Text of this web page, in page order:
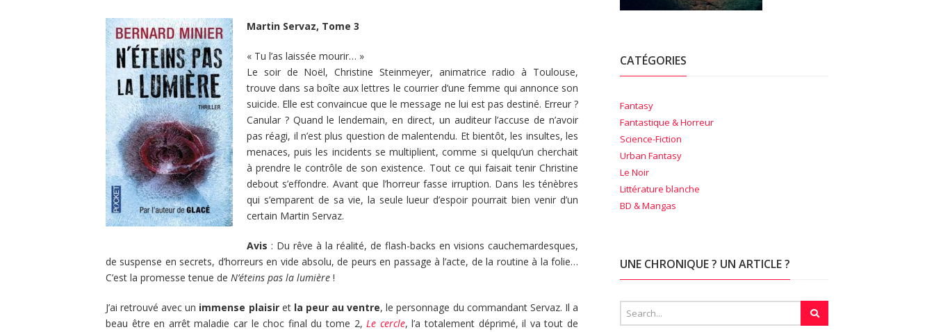
Martin Servaz, Tome 3
« Tu l’as laissée mourir… »
Le soir de Noël, Christine Steinmeyer, animatrice radio à Toulouse,
trouve dans sa boîte aux lettres le courrier d’une femme qui annonce son
suicide. Elle est convaincue que le message ne lui est pas destiné. Erreur ?
Canular ? Quand le lendemain, en direct, un auditeur l’accuse de n’avoir
pas réagi, il n’est plus question de malentendu. Et bientôt, les insultes, les
menaces, puis les incidents se multiplient, comme si quelqu’un cherchait
à prendre le contrôle de son existence. Tout ce qui faisait tenir Christine
debout s’effondre. Avant que l’horreur fasse irruption. Dans les ténèbres
qui s’emparent de sa vie, la seule lueur d’espoir pourrait bien venir d’un
certain Martin Servaz.
Avis : Du rêve à la réalité, de flash-backs en visions cauchemardesques,
de suspense en secrets, d’horreurs en vide absolu, de peurs en passage à l’acte, de la routine à la folie…
C’est la promesse tenue de N’éteins pas la lumière !
J’ai retrouvé avec un immense plaisiret la peur au ventre, le personnage du commandant Servaz. Il a
beau être en arrêt maladie car le choc final du tome 2,Le cercle, l’a totalement déprimé, il va tout de
CATÉGORIES
Fantasy
Fantastique & Horreur
Science-Fiction
Urban Fantasy
Le Noir
Littérature blanche
BD & Mangas
UNE CHRONIQUE ? UN ARTICLE ?